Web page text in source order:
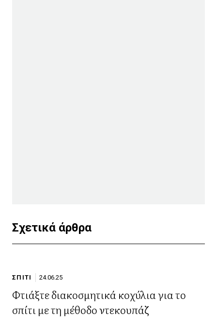
Σχετικά άρθρα
ΣΠΙΤΙ 24.06.25
Φτιάξτε διακοσμητικά κοχύλια για το
σπίτι με τη μέθοδο ντεκουπάζ